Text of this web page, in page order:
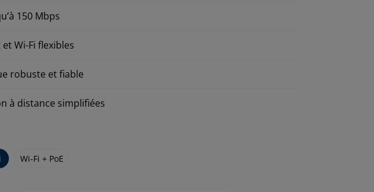
150 Mbps
Wi-Fi flexibles
robuste et fiable
à distance simplifiées
Wi-Fi + PoE